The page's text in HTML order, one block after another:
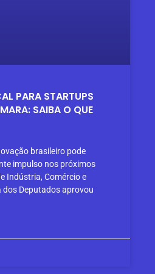
PARA STARTUPS
SAIBA O QUE
brasileiro pode
impulso nos próximos
Indústria, Comércio e
dos Deputados aprovou